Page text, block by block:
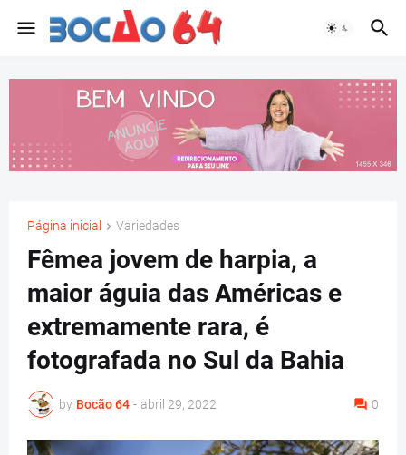
Página inicial Variedades
Fêmea jovem de harpia, a
maior águia das Américas e
extremamente rara, é
fotografada no Sul da Bahia
by Bocão 64 - abril 29, 2022 0